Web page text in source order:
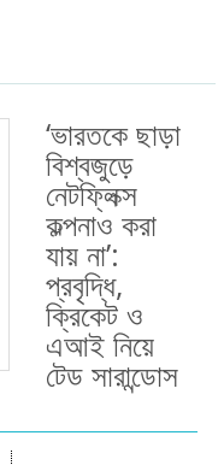
‘ভারতকে ছাড়া
বিশ্বজুড়ে
নেটফ্লিক্স
কল্পনাও করা
যায় না’:
প্রবৃদ্ধি,
ক্রিকেট ও
এআই নিয়ে
টেড সারান্ডোস